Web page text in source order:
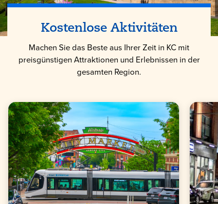
Kostenlose Aktivitäten
Machen Sie das Beste aus Ihrer Zeit in KC mit
preisgünstigen Attraktionen und Erlebnissen in der
gesamten Region.